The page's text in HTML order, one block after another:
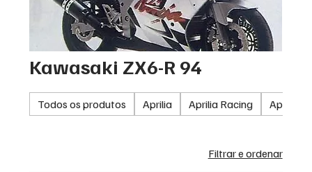
Kawasaki ZX6-R 94
Todos os produtos Aprilia Aprilia Racing Aprilia
Filtrar e ordenar